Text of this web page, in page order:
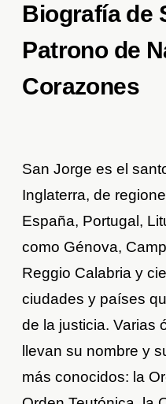
Biografía de
Patrono de
Corazones
San Jorge es el
Inglaterra, de
España, Portugal,
como Génova,
Reggio Calabria y
ciudades y países
de la justicia. Varias
llevan su nombre y
más conocidos: la